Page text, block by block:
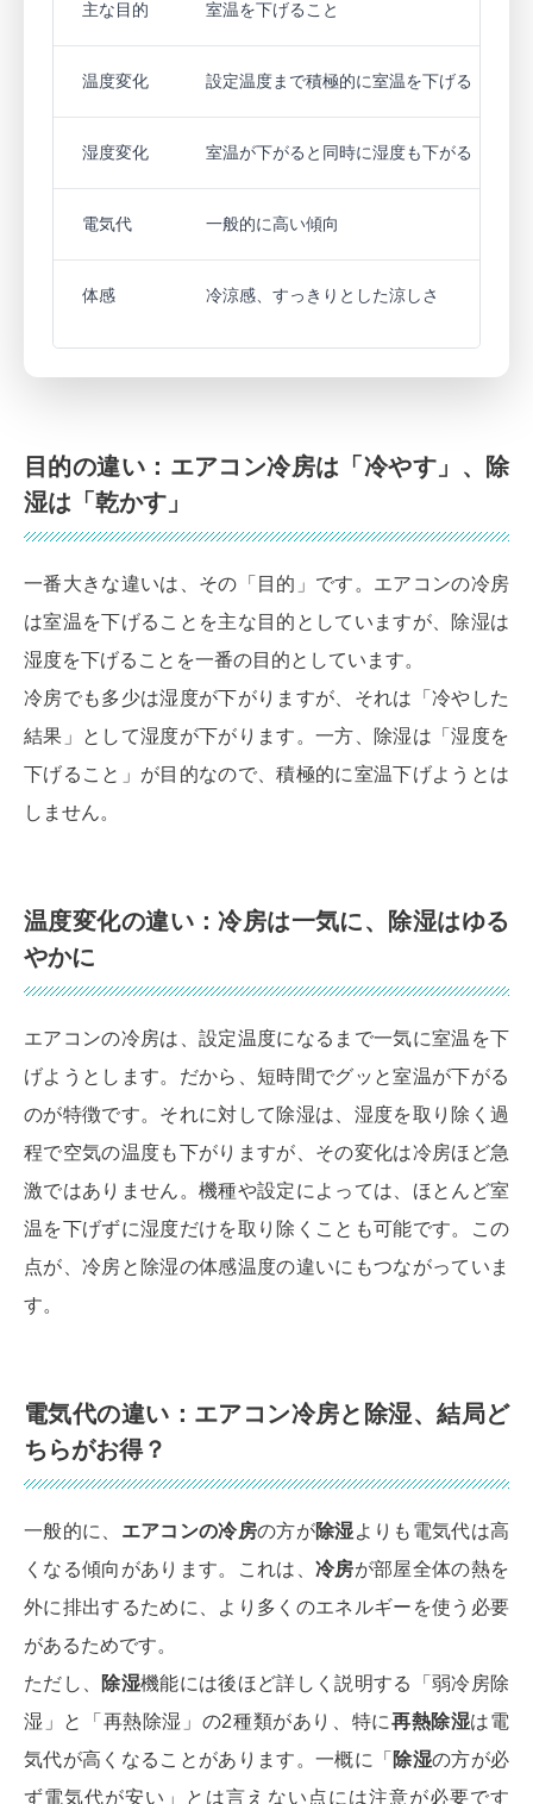
主な目的 室温を下げること
温度変化 設定温度まで積極的に室温を下げる
湿度変化 室温が下がると同時に湿度も下がる（副次
電気代 一般的に高い傾向
体感 冷涼感、すっきりとした涼しさ
目的の違い：エアコン冷房は「冷やす」、除
湿は「乾かす」
一番大きな違いは、その「目的」です。エアコンの冷房
は室温を下げることを主な目的としていますが、除湿は
湿度を下げることを一番の目的としています。
冷房でも多少は湿度が下がりますが、それは「冷やした
結果」として湿度が下がります。一方、除湿は「湿度を
下げること」が目的なので、積極的に室温下げようとは
しません。
温度変化の違い：冷房は一気に、除湿はゆる
やかに
エアコンの冷房は、設定温度になるまで一気に室温を下
げようとします。だから、短時間でグッと室温が下がる
のが特徴です。それに対して除湿は、湿度を取り除く過
程で空気の温度も下がりますが、その変化は冷房ほど急
激ではありません。機種や設定によっては、ほとんど室
温を下げずに湿度だけを取り除くことも可能です。この
点が、冷房と除湿の体感温度の違いにもつながっていま
す。
電気代の違い：エアコン冷房と除湿、結局ど
ちらがお得？
一般的に、 エアコンの冷房の方が除湿よりも電気代は高
くなる傾向があります。これは、 冷房が部屋全体の熱を
外に排出するために、より多くのエネルギーを使う必要
があるためです。
ただし、 除湿機能には後ほど詳しく説明する「弱冷房除
湿」と「再熱除湿」の2種類があり、特に再熱除湿は電
気代が高くなることがあります。一概に「 除湿の方が必
ず電気代が安い」とは言えない点には注意が必要です